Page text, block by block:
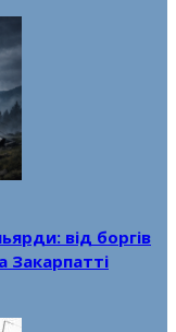
від боргів
Закарпатті